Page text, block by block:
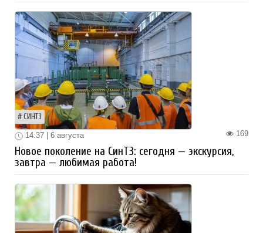
СИНТЗ
169
14:37 | 6 августа
Новое поколение на СинТЗ: сегодня — экскурсия,
завтра — любимая работа!